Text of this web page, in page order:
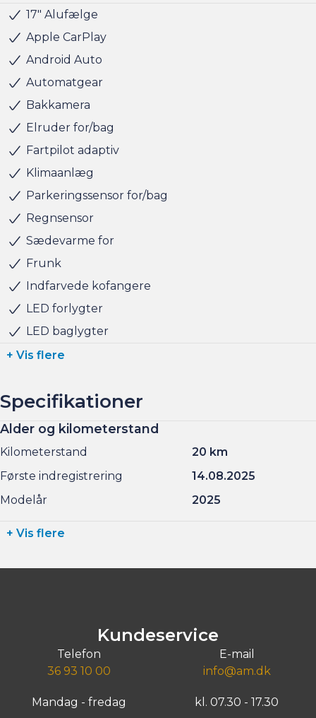
17" Alufælge
Apple CarPlay
Android Auto
Automatgear
Bakkamera
Elruder for/bag
Fartpilot adaptiv
Klimaanlæg
Parkeringssensor for/bag
Regnsensor
Sædevarme for
Frunk
Indfarvede kofangere
LED forlygter
LED baglygter
LED kørelys
Armlæn
Armlæn bag
7 Airbags
5 sæder
ESP
Isofix
Vejbaneassistent
Højdejusterbart førersæde
Justerbart rat
Kopholder
Metallak
Tonede ruder
+ Vis flere
Specifikationer
Alder og kilometerstand
Kilometerstand
20 km
Første indregistrering
14.08.2025
Modelår
2025
+ Vis flere
Kundeservice
Telefon
36 93 10 00
E-mail
info@am.dk
Mandag - fredag kl. 07.30 - 17.30